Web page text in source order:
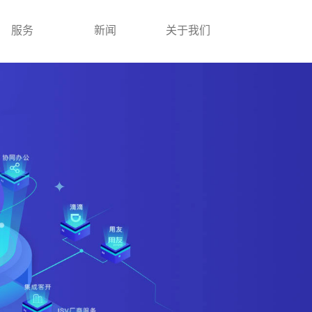
服务 新闻 关于我们